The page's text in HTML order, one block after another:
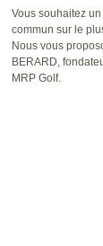
Vous souhaitez
commun sur le
Nous vous
BERARD,
MRP Golf.